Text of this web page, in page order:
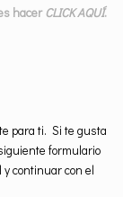
hacerCLICK AQUÍ.
para ti. Si te gusta
formulario
continuar con el